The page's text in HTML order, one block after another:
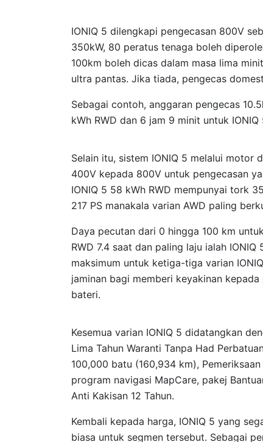
IONIQ 5 dilengkapi pengecasan 800V
350kW, 80 peratus tenaga boleh
100km boleh dicas dalam masa lima
ultra pantas. Jika tiada, pengecas
Sebagai contoh, anggaran pengecas
kWh RWD dan 6 jam 9 minit untuk IONIQ
Selain itu, sistem IONIQ 5 melalui motor
400V kepada 800V untuk pengecasan
IONIQ 5 58 kWh RWD mempunyai tork
217 PS manakala varian AWD paling
Daya pecutan dari 0 hingga 100 km
RWD 7.4 saat dan paling laju ialah
maksimum untuk ketiga-tiga varian
jaminan bagi memberi keyakinan
bateri.
Kesemua varian IONIQ 5 didatangkan
Lima Tahun Waranti Tanpa Had
100,000 batu (160,934 km),
program navigasi MapCare, pakej
Anti Kakisan 12 Tahun.
Kembali kepada harga, IONIQ 5 yang
biasa untuk segmen tersebut. Sebagai